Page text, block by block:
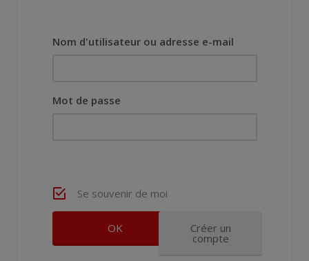
Nom d'utilisateur ou adresse e-mail
Mot de passe
Se souvenir de moi
Créer un
compte